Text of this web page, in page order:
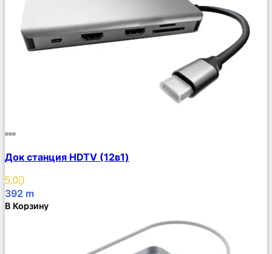
Описание
Избранное
Док станция HDTV (12в1)
5.0
392 m
В Корзину